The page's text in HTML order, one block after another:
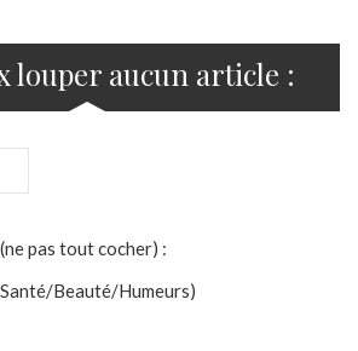
louper aucun article :
pas tout cocher) :
Beauté/Humeurs)